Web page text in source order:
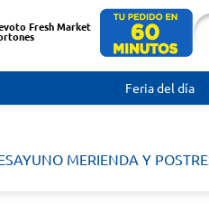
Fresh Market
Feria del día
MERIENDA Y